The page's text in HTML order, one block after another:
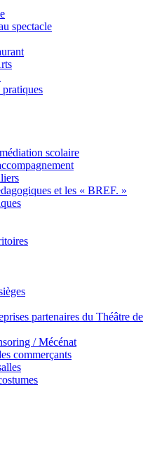
spectacle
scolaire
et les « BREF. »
partenaires du Théâtre de
/ Mécénat
commerçants